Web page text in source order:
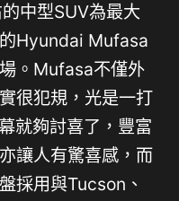
中型SUV為最大
Hyundai Mufasa
。Mufasa不僅外
很犯規，光是一打
就夠討喜了，豐富
讓人有驚喜感，而
採用與Tucson、